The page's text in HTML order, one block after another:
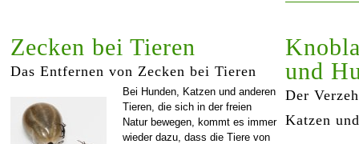
Zecken bei Tieren
Das Entfernen von Zecken bei Tieren
Bei Hunden, Katzen und anderen
Tieren, die sich in der freien
Natur bewegen, kommt es immer
wieder dazu, dass die Tiere von
und
Der
Katzen